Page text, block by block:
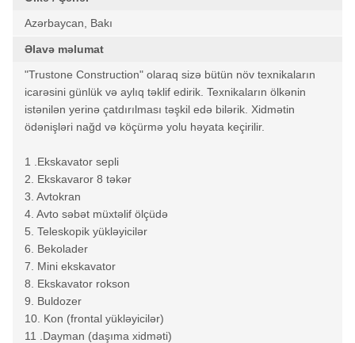
Azərbaycan, Bakı
Əlavə məlumat
"Trustone Construction" olaraq sizə bütün növ texnikaların
icarəsini günlük və aylıq təklif edirik. Texnikaların ölkənin
istənilən yerinə çatdırılması təşkil edə bilərik. Xidmətin
ödənişləri nağd və köçürmə yolu həyata keçirilir.
1 .Ekskavator sepli
2. Ekskavaror 8 təkər
3. Avtokran
4. Avto səbət müxtəlif ölçüdə
5. Teleskopik yükləyicilər
6. Bekolader
7. Mini ekskavator
8. Ekskavator rokson
9. Buldozer
10. Kon (frontal yükləyicilər)
11 .Dayman (daşıma xidməti)